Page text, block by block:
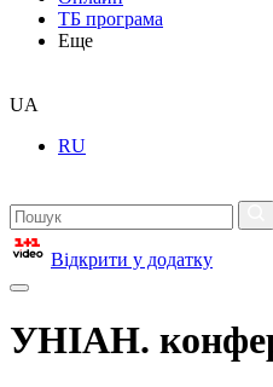
ТБ програма
Еще
UA
RU
Відкрити у додатку
УНІАН.